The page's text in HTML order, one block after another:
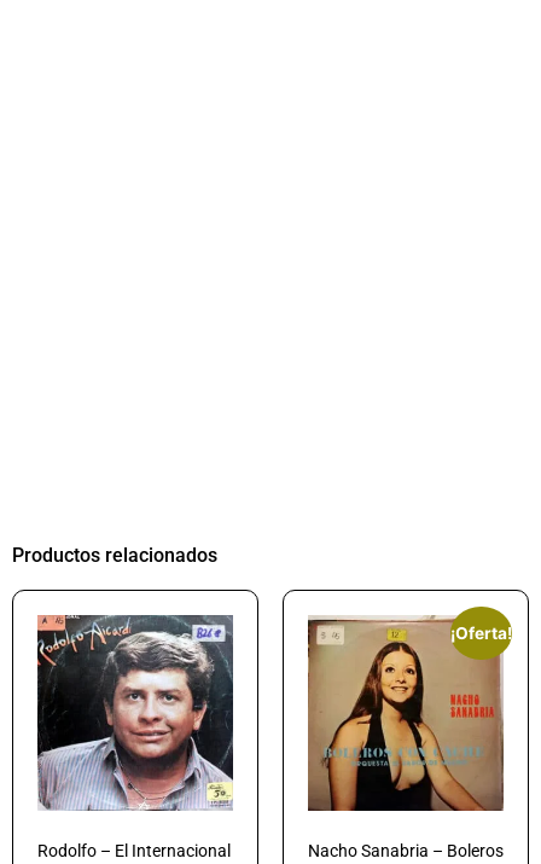
Productos relacionados
Rodolfo – El Internacional
¡Oferta!
Nacho Sanabria – Boleros